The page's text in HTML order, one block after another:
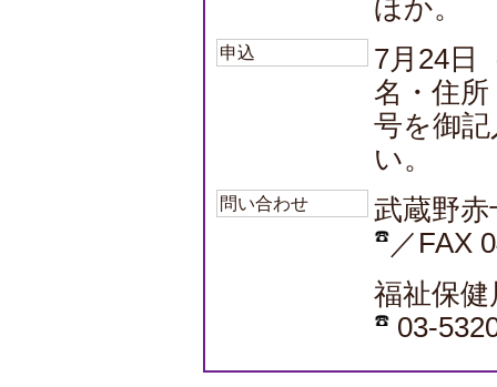
ほか。
申込
7月24日
名・住
号を御
い。
問い合わせ
武蔵野
／FAX
福祉保
03-